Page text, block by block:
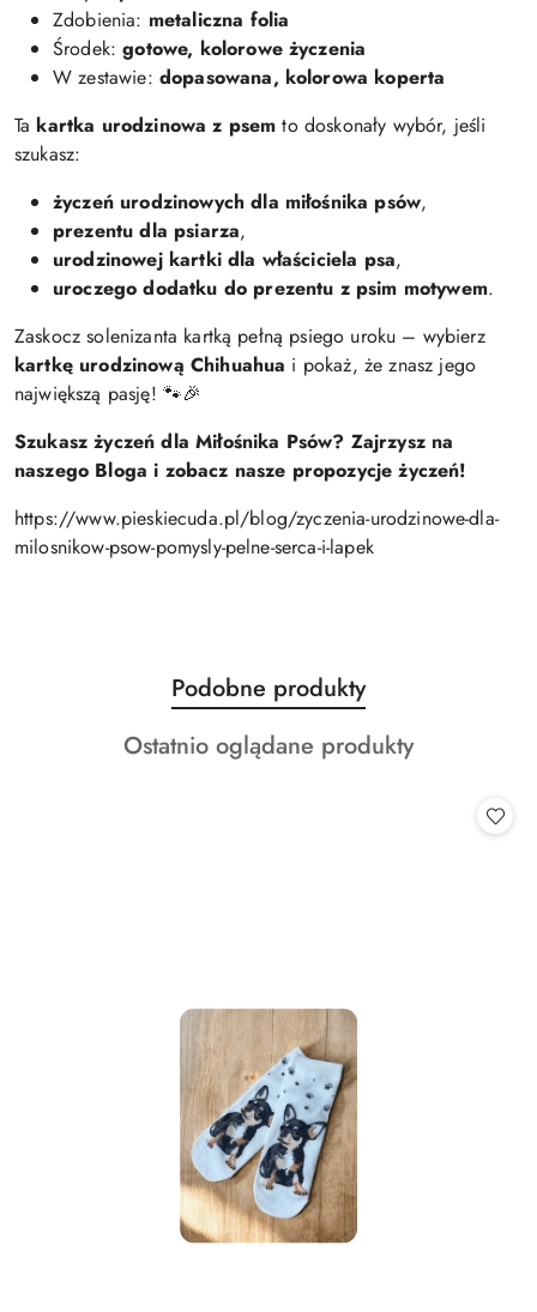
Zdobienia: metaliczna folia
Środek:gotowe, kolorowe życzenia
W zestawie: dopasowana, kolorowa koperta
Ta kartka urodzinowa z psem to doskonały wybór, jeśli
szukasz:
życzeń urodzinowych dla miłośnika psów,
prezentu dla psiarza,
urodzinowej kartki dla właściciela psa,
uroczego dodatku do prezentu z psim motywem.
Zaskocz solenizanta kartką pełną psiego uroku – wybierz
kartkę urodzinową Chihuahua i pokaż, że znasz jego
największą pasję! 🐾🎉
Szukasz życzeń dla Miłośnika Psów? Zajrzysz na
naszego Bloga i zobacz nasze propozycje życzeń!
https://www.pieskiecuda.pl/blog/zyczenia-urodzinowe-dla-
milosnikow-psow-pomysly-pelne-serca-i-lapek
Pomiń karuzelę produktów
Produkty
o
statusie:
Podobne produkty
Produkty
Ostatnio oglądane produkty